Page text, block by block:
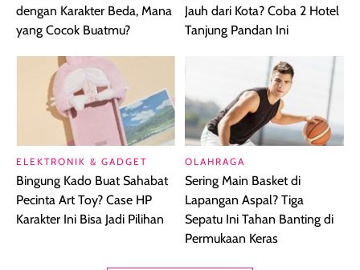
dengan Karakter Beda, Mana
yang Cocok Buatmu?
Jauh dari Kota? Coba 2 Hotel
Tanjung Pandan Ini
ELEKTRONIK & GADGET
Bingung Kado Buat Sahabat
Pecinta Art Toy? Case HP
Karakter Ini Bisa Jadi Pilihan
OLAHRAGA
Sering Main Basket di
Lapangan Aspal? Tiga
Sepatu Ini Tahan Banting di
Permukaan Keras